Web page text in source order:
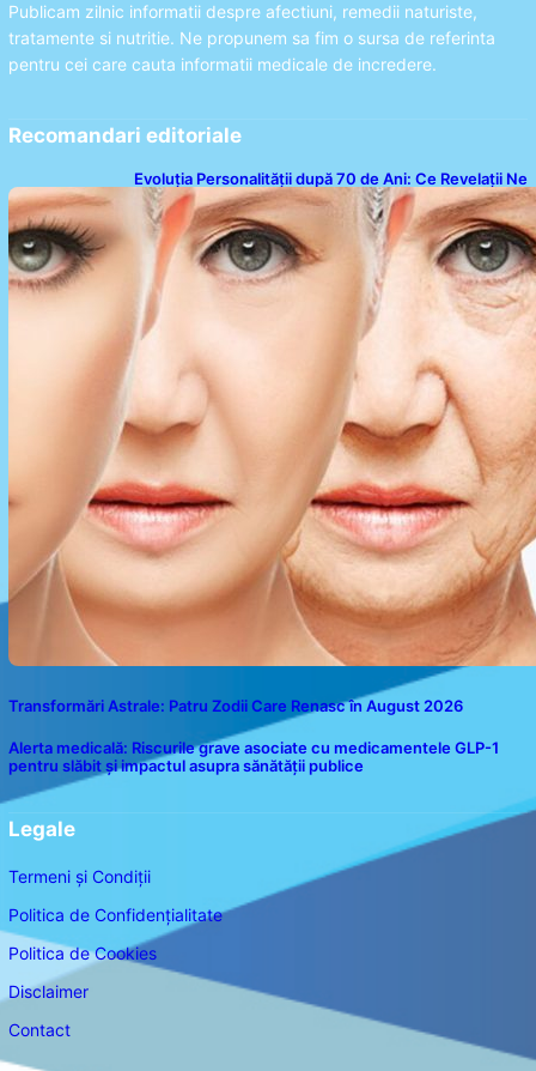
Publicam zilnic informatii despre afectiuni, remedii naturiste,
tratamente si nutritie. Ne propunem sa fim o sursa de referinta
pentru cei care cauta informatii medicale de incredere.
Recomandari editoriale
Evoluția Personalității după 70 de Ani: Ce Revelații Ne
Oferă Studiile Psihologice
Transformări Astrale: Patru Zodii Care Renasc în August 2026
Alerta medicală: Riscurile grave asociate cu medicamentele GLP-1
pentru slăbit și impactul asupra sănătății publice
Legale
Termeni și Condiții
Politica de Confidențialitate
Politica de Cookies
Disclaimer
Contact